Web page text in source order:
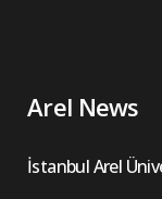
Arel News
İstanbul Arel